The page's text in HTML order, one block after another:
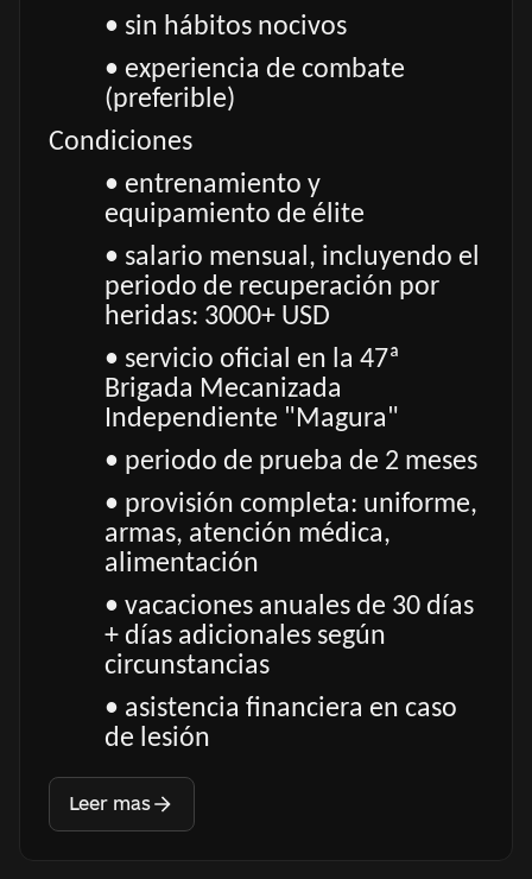
• sin hábitos nocivos
• experiencia de combate
(preferible)
Condiciones
• entrenamiento y
equipamiento de élite
• salario mensual, incluyendo el
periodo de recuperación por
heridas: 3000+ USD
• servicio oficial en la 47ª
Brigada Mecanizada
Independiente "Magura"
• periodo de prueba de 2 meses
• provisión completa: uniforme,
armas, atención médica,
alimentación
• vacaciones anuales de 30 días
+ días adicionales según
circunstancias
• asistencia financiera en caso
de lesión
Leer mas